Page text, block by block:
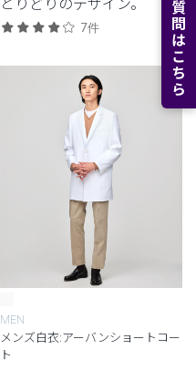
7件
MEN
メンズ白衣:アーバンショートコー
ト